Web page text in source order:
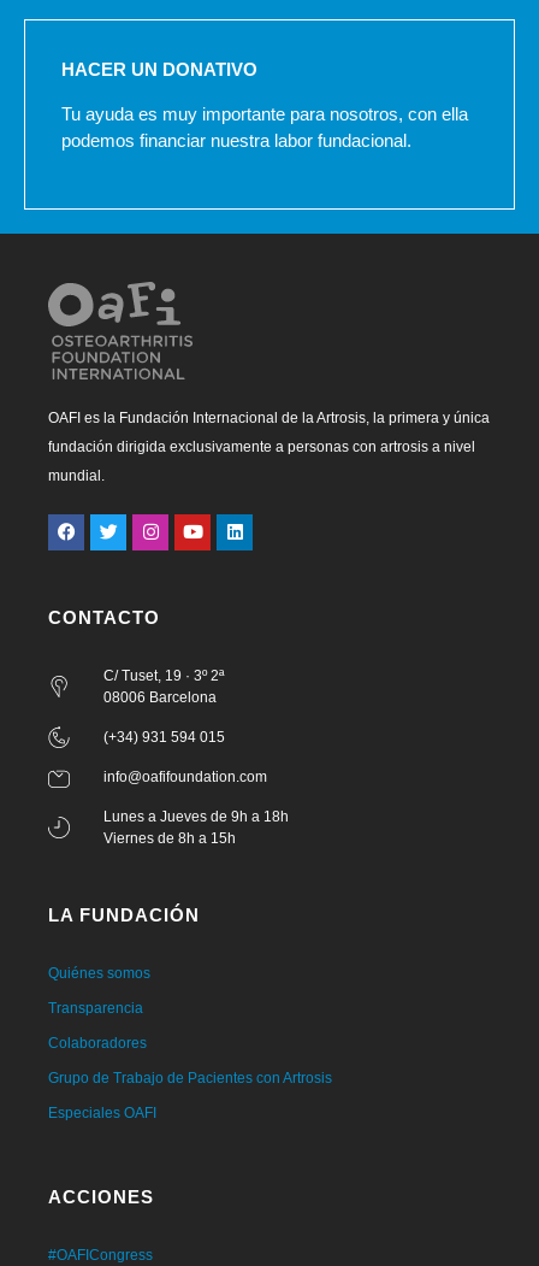
HACER UN DONATIVO
Tu ayuda es muy importante para nosotros, con ella
podemos financiar nuestra labor fundacional.
OAFI es la Fundación Internacional de la Artrosis, la primera y única
fundación dirigida exclusivamente a personas con artrosis a nivel
mundial.
CONTACTO
C/ Tuset, 19 · 3º 2ª
08006 Barcelona
(+34) 931 594 015
info@oafifoundation.com
Lunes a Jueves de 9h a 18h
Viernes de 8h a 15h
LA FUNDACIÓN
Quiénes somos
Transparencia
Colaboradores
Grupo de Trabajo de Pacientes con Artrosis
Especiales OAFI
ACCIONES
#OAFICongress